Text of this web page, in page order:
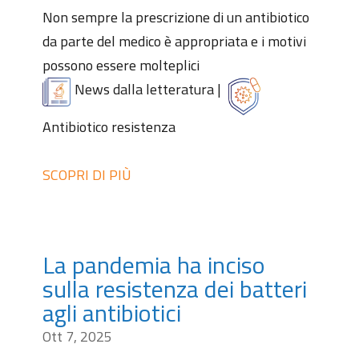
Non sempre la prescrizione di un antibiotico
da parte del medico è appropriata e i motivi
possono essere molteplici
News dalla letteratura|
Antibiotico resistenza
SCOPRI DI PIÙ
La pandemia ha inciso
sulla resistenza dei batteri
agli antibiotici
Ott 7, 2025